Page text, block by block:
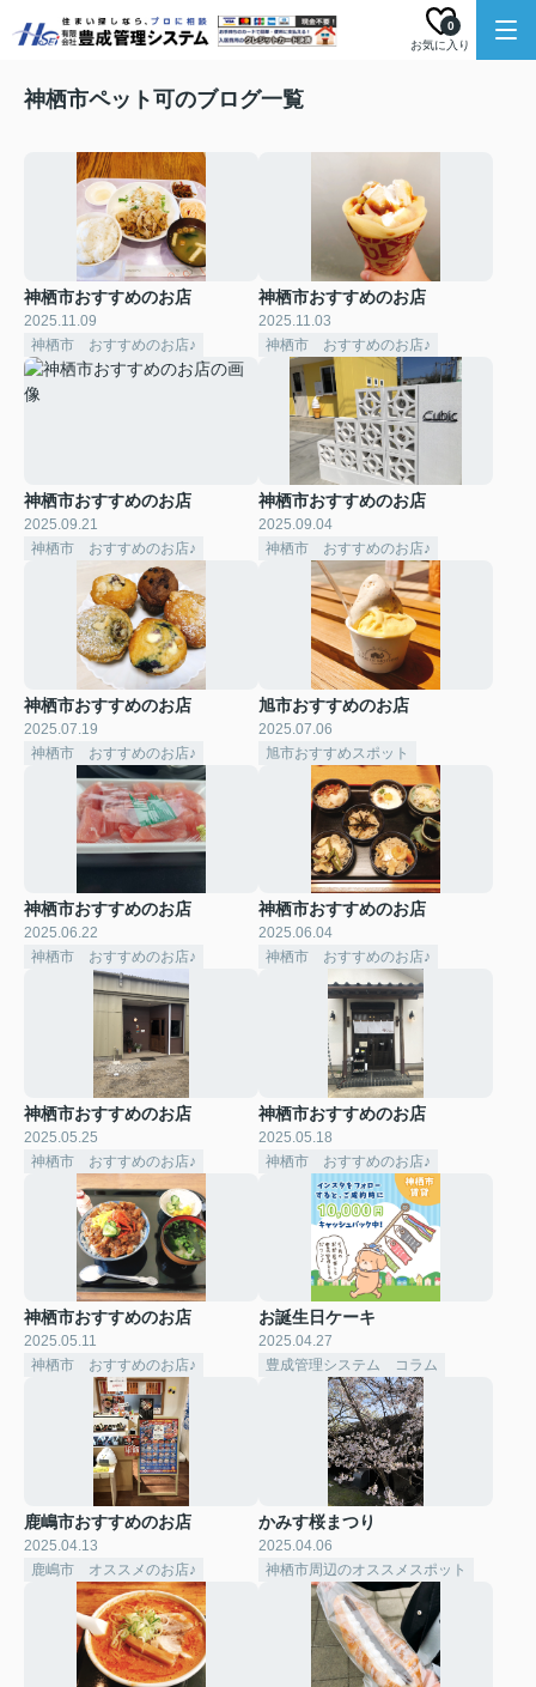
お気に入り
0
神栖市ペット可のブログ一覧
神栖市おすすめのお店
2025.11.09
神栖市 おすすめのお店♪
神栖市おすすめのお店
2025.11.03
神栖市 おすすめのお店♪
神栖市おすすめのお店
2025.09.21
神栖市 おすすめのお店♪
神栖市おすすめのお店
2025.09.04
神栖市 おすすめのお店♪
神栖市おすすめのお店
2025.07.19
神栖市 おすすめのお店♪
旭市おすすめのお店
2025.07.06
旭市おすすめスポット
神栖市おすすめのお店
2025.06.22
神栖市 おすすめのお店♪
神栖市おすすめのお店
2025.06.04
神栖市 おすすめのお店♪
神栖市おすすめのお店
2025.05.25
神栖市 おすすめのお店♪
神栖市おすすめのお店
2025.05.18
神栖市 おすすめのお店♪
神栖市おすすめのお店
2025.05.11
神栖市 おすすめのお店♪
お誕生日ケーキ
2025.04.27
豊成管理システム コラム
鹿嶋市おすすめのお店
2025.04.13
鹿嶋市 オススメのお店♪
かみす桜まつり
2025.04.06
神栖市周辺のオススメスポット